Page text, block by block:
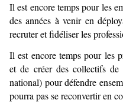
Il est encore temps pour les
des années à venir en
recruter et fidéliser les
Il est encore temps pour les
et de créer des collectifs
national) pour défendre
pourra pas se reconvertir en